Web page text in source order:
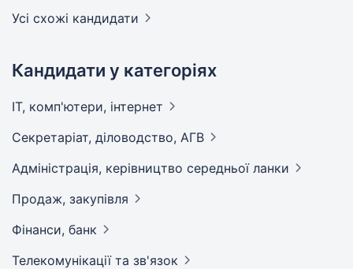
Усі схожі кандидати
Кандидати у категоріях
IT, комп'ютери, інтернет
Секретаріат, діловодство, АГВ
Адмiнiстрацiя, керівництво середньої ланки
Продаж, закупівля
Фінанси, банк
Телекомунікації та зв'язок